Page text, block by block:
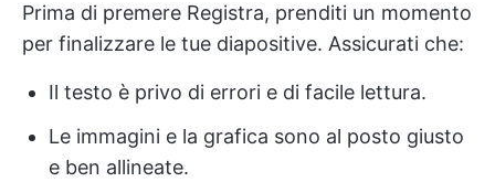
Prima di premere Registra, prenditi un momento
per finalizzare le tue diapositive. Assicurati che:
Il testo è privo di errori e di facile lettura.
Le immagini e la grafica sono al posto giusto
e ben allineate.